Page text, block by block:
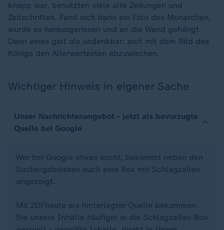
knapp war, benutzten viele alte Zeitungen und
Zeitschriften. Fand sich darin ein Foto des Monarchen,
wurde es herausgerissen und an die Wand gehängt.
Denn eines galt als undenkbar: sich mit dem Bild des
Königs den Allerwertesten abzuwischen.
Wichtiger Hinweis in eigener Sache
Unser Nachrichtenangebot - jetzt als bevorzugte
Quelle bei Google
Wer bei Google etwas sucht, bekommt neben den
Suchergebnissen auch eine Box mit Schlagzeilen
angezeigt.
Mit ZDFheute als hinterlegter Quelle bekommen
Sie unsere Inhalte häufiger in die Schlagzeilen-Box